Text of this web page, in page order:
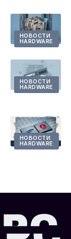
НОВОСТИ
HARDWARE
НОВОСТИ
HARDWARE
НОВОСТИ
HARDWARE